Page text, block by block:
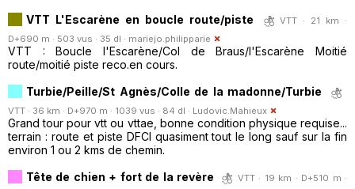
VTT L'Escarène en boucle route/piste
VTT · 21 km ·
D+690 m · 503 vus · 35 dl · mariejo.philipparie
VTT : Boucle l'Escarène/Col de Braus/l'Escarène Moitié
route/moitié piste reco.en cours.
Turbie/Peille/St Agnès/Colle de la madonne/Turbie
VTT · 36 km · D+970 m · 1039 vus · 84 dl · Ludovic.Mahieux
Grand tour pour vtt ou vttae, bonne condition physique requise...
terrain : route et piste DFCI quasiment tout le long sauf sur la fin
environ 1 ou 2 kms de chemin.
Tête de chien + fort de la revère
VTT · 19 km · D+510 m ·